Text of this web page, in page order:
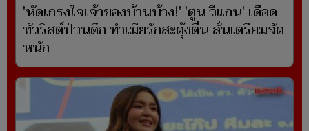
'หัดเกรงใจเจ้าของบ้านบ้าง!' 'ตูน วีแกน' เดือด
ทัวริสต์ป่วนดึก ทำเมียรักสะดุ้งตื่น ลั่นเตรียมจัด
หนัก